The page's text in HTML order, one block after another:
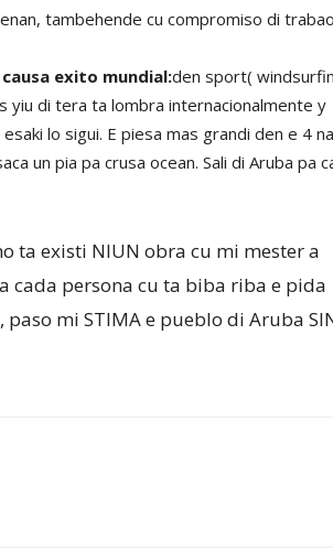
tambehende cu compromiso di
exito mundial:den sport(
yiu di tera ta lombra internacionalmente y
lo sigui. E piesa mas grandi den e 4
un pia pa crusa ocean. Sali di Aruba pa
ta existi NIUN obra cu mi mester a
cada persona cu ta biba riba e pida
mi STIMA e pueblo di Aruba